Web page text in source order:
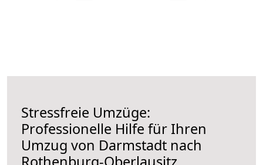
Stressfreie Umzüge:
Professionelle Hilfe für Ihren
Umzug von Darmstadt nach